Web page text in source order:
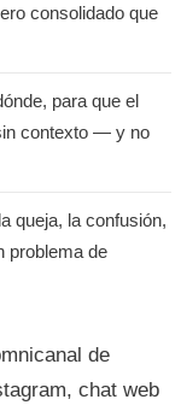
consolidado que
para que el
contexto — y no
queja, la confusión,
problema de
de
chat web